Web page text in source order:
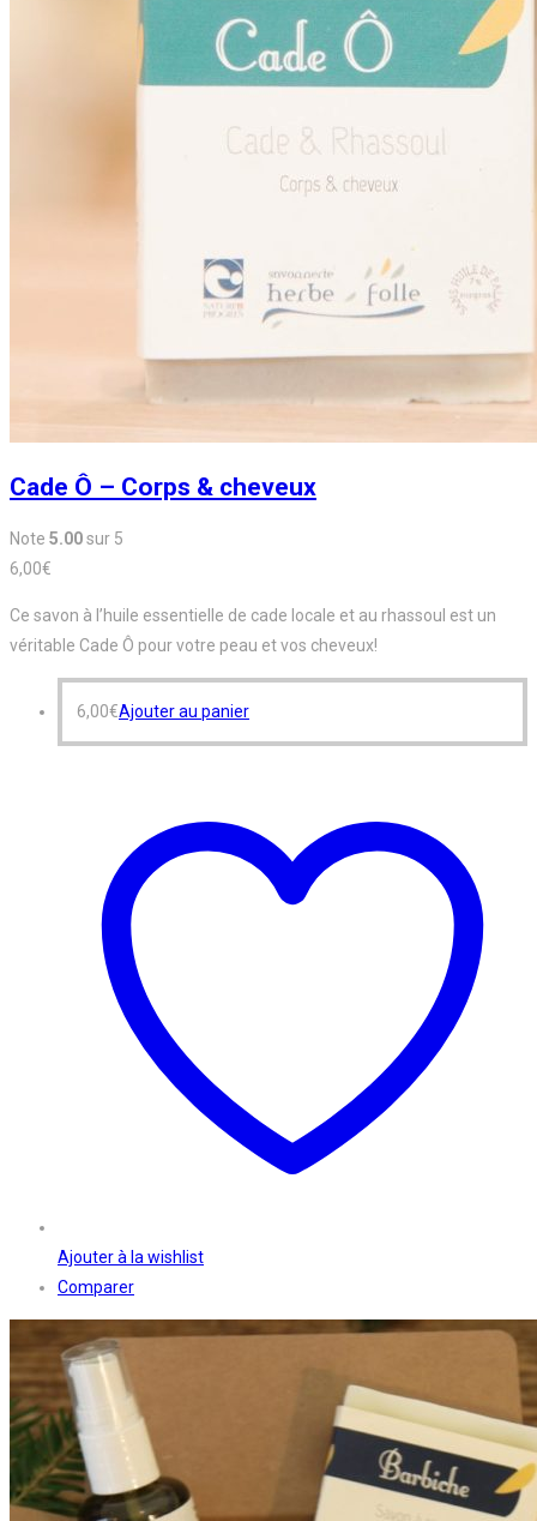
Cade Ô – Corps & cheveux
Note 5.00sur 5
6,00€
Ce savon à l’huile essentielle de cade locale et au rhassoul est un
véritable Cade Ô pour votre peau et vos cheveux!
6,00€Ajouter au panier
Ajouter à la wishlist
Comparer